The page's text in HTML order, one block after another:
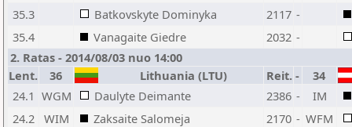
35.3
Batkovskyte Dominyka 2117 -
35.4
Vanagaite Giedre 2032 -
2. Ratas - 2014/08/03 nuo 14:00
Lent.
36 Lithuania (LTU) Reit. -
34
24.1 WGM Daulyte Deimante 2386 -
IM
24.2 WIM Zaksaite Salomeja 2170 - WFM